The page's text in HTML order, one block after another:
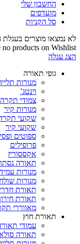
החשבון שלי‬
‫מועדפים‬‬
סל הקניות
לא נמצאו מוצרים בעגלת
no products on Wishlist!
הצג עגלה
גופי תאורה
מנורות
וינטג’
צמודי תקרה
מנורות קיר
שקועי
שקועי קיר
ספוטים
פרופילים
אקססוריז
תאורה
מנורות
מנורות
תאורת
תאורת
מאווררי
תאורת חוץ
עמודי
תאורה